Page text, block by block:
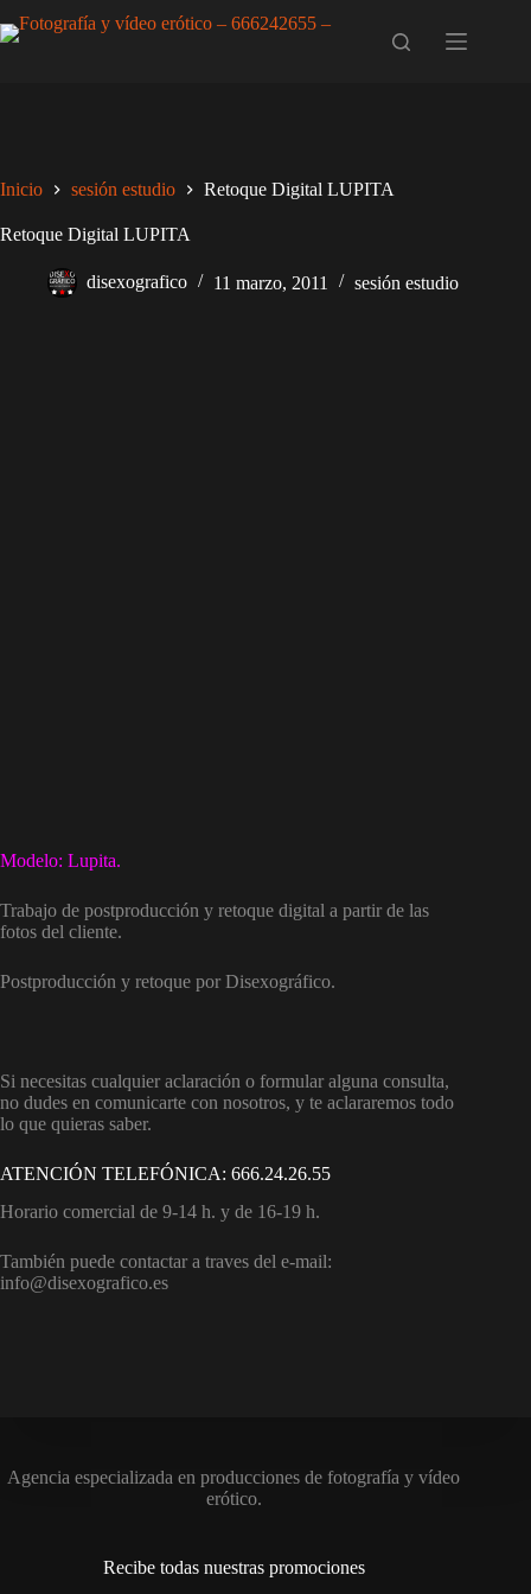
al
Inicio sesión estudio Retoque Digital LUPITA
Retoque Digital LUPITA
disexografico 11 marzo, 2011 sesión estudio
Modelo: Lupita.
Trabajo de postproducción y retoque digital a partir de las
fotos del cliente.
Postproducción y retoque por Disexográfico.
Si necesitas cualquier aclaración o formular alguna consulta,
no dudes en comunicarte con nosotros, y te aclararemos todo
lo que quieras saber.
ATENCIÓN TELEFÓNICA: 666.24.26.55
Horario comercial de 9-14 h. y de 16-19 h.
También puede contactar a traves del e-mail:
info@disexografico.es
Agencia especializada en producciones de fotografía y vídeo
erótico.
Recibe todas nuestras promociones